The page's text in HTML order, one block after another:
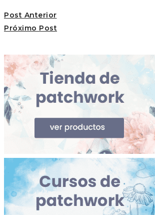
Post Anterior
Próximo Post